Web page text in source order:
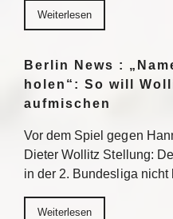
Weiterlesen
Berlin News :
holen“: So will
aufmischen
Vor dem Spiel gegen
Dieter Wollitz Stellung:
in der 2. Bundesliga
Weiterlesen